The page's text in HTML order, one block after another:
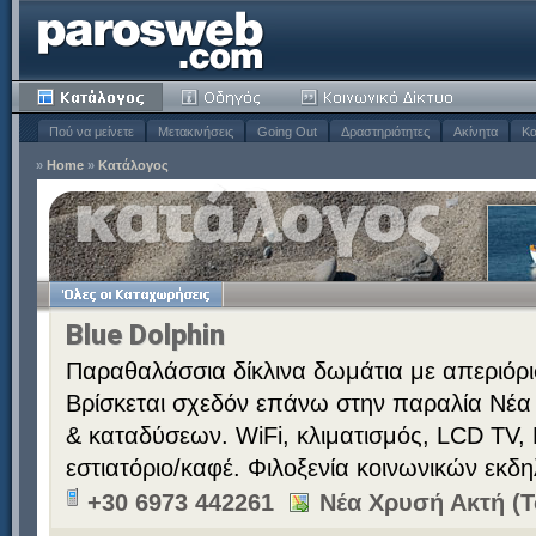
Πού να μείνετε Μετακινήσεις Going Out Δραστηριότητες Ακίνητα
» Home » Κατάλογος
Blue Dolphin
Παραθαλάσσια δίκλινα δωμάτια με
Βρίσκεται σχεδόν επάνω στην παραλία
& καταδύσεων. WiFi, κλιματισμός, LCD
εστιατόριο/καφέ. Φιλοξενία κοινωνικών
+30 6973 442261
Νέα Χρυσή Ακτή